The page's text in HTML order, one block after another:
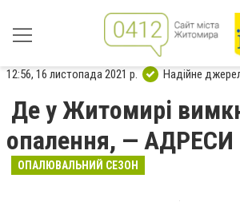
12:56, 16 листопада 2021 р. Надійне
Де у Житомирі
опалення, — АДРЕСИ
ОПАЛЮВАЛЬНИЙ СЕЗОН